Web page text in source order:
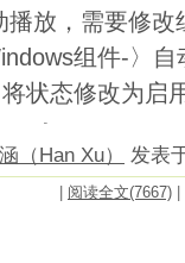
放，需要修改
组件-〉自
状态修改为启
（Han Xu） 发表
阅读全文(7667)